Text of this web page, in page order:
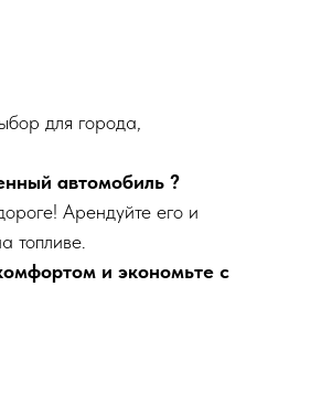
для города,
автомобиль ?
Арендуйте его и
топливе.
и экономьте с